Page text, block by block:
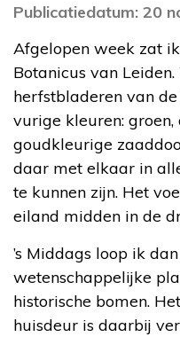
Publicatiedatum: 20
Afgelopen week zat
Botanicus van
herfstbladeren van
vurige kleuren: groen,
goudkleurige
daar met elkaar in
te kunnen zijn. Het
eiland midden in de
’s Middags loop ik
wetenschappelijke
historische bomen.
huisdeur is daarbij